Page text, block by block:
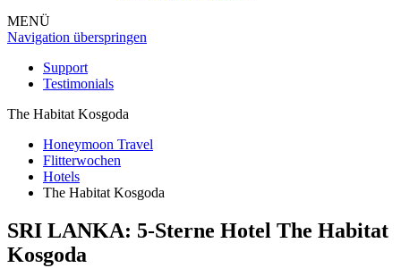
MENÜ
Navigation überspringen
Support
Testimonials
The Habitat Kosgoda
Honeymoon Travel
Flitterwochen
Hotels
The Habitat Kosgoda
SRI LANKA: 5-Sterne Hotel The Habitat
Kosgoda